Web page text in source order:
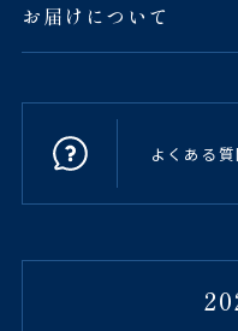
お届けについて
よくある